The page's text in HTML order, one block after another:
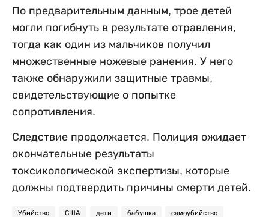
По предварительным данным, трое детей
могли погибнуть в результате отравления,
тогда как один из мальчиков получил
множественные ножевые ранения. У него
также обнаружили защитные травмы,
свидетельствующие о попытке
сопротивления.
Следствие продолжается. Полиция ожидает
окончательные результаты
токсикологической экспертизы, которые
должны подтвердить причины смерти детей.
Убийство США дети бабушка самоубийство